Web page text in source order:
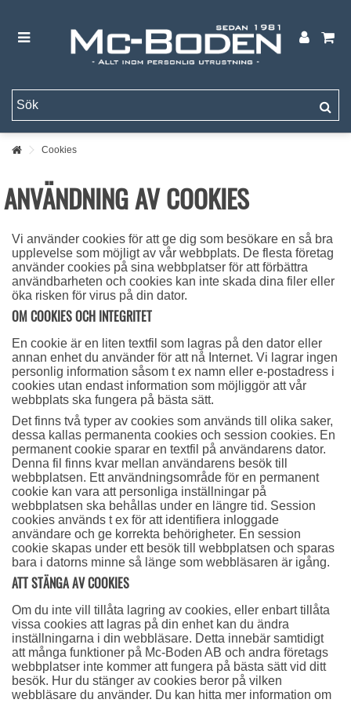
Cookies
ANVÄNDNING AV COOKIES
Vi använder cookies för att ge dig som besökare en så bra
upplevelse som möjligt av vår webbplats. De flesta företag
använder cookies på sina webbplatser för att förbättra
användbarheten och cookies kan inte skada dina filer eller
öka risken för virus på din dator.
OM COOKIES OCH INTEGRITET
En cookie är en liten textfil som lagras på den dator eller
annan enhet du använder för att nå Internet. Vi lagrar ingen
personlig information såsom t ex namn eller e-postadress i
cookies utan endast information som möjliggör att vår
webbplats ska fungera på bästa sätt.
Det finns två typer av cookies som används till olika saker,
dessa kallas permanenta cookies och session cookies. En
permanent cookie sparar en textfil på användarens dator.
Denna fil finns kvar mellan användarens besök till
webbplatsen. Ett användningsområde för en permanent
cookie kan vara att personliga inställningar på
webbplatsen ska behållas under en längre tid. Session
cookies används t ex för att identifiera inloggade
användare och ge korrekta behörigheter. En session
cookie skapas under ett besök till webbplatsen och sparas
bara i datorns minne så länge som webbläsaren är igång.
ATT STÄNGA AV COOKIES
Om du inte vill tillåta lagring av cookies, eller enbart tillåta
vissa cookies att lagras på din enhet kan du ändra
inställningarna i din webbläsare. Detta innebär samtidigt
att många funktioner på Mc-Boden AB och andra företags
webbplatser inte kommer att fungera på bästa sätt vid ditt
besök. Hur du stänger av cookies beror på vilken
webbläsare du använder. Du kan hitta mer information om